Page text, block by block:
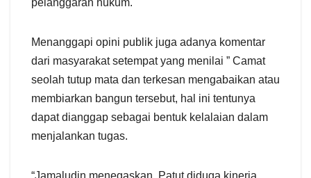
pelanggaran hukum.
Menanggapi opini publik juga adanya komentar
dari masyarakat setempat yang menilai ” Camat
seolah tutup mata dan terkesan mengabaikan atau
membiarkan bangun tersebut, hal ini tentunya
dapat dianggap sebagai bentuk kelalaian dalam
menjalankan tugas.
“Jamaludin menegaskan, Patut diduga kinerja